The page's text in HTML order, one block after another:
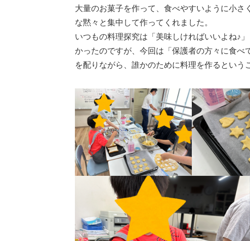
大量のお菓子を作って、食べやすいように小
な黙々と集中して作ってくれました。
いつもの料理探究は「美味しければいいよね♪
かったのですが、今回は「保護者の方々に食
を配りながら、誰かのために料理を作るという